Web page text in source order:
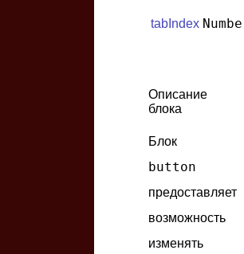
tabIndex
Описание
блока
Блок
button
предоставляет
возможность
изменять